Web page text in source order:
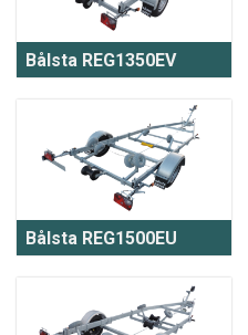
Bålsta REG1350EV
Bålsta REG1500EU